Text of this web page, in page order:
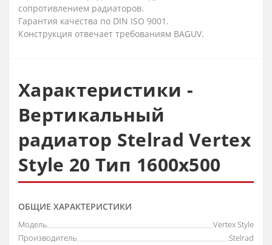
сопротивлением радиаторов.
Гарантия качества по DIN ISO 9001.
Конструкция отвечает требованиям BAGUV.
Характеристики -
Вертикальный
радиатор Stelrad Vertex
Style 20 Тип 1600х500
ОБЩИЕ ХАРАКТЕРИСТИКИ
Модель
Vertex Style
Производитель
Stelrad